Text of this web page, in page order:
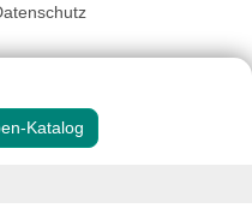
Katalog